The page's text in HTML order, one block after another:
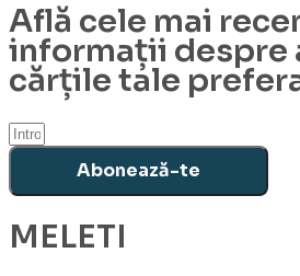
Află cele mai
informații despre
cărțile tale
Abonează-te
MELETI